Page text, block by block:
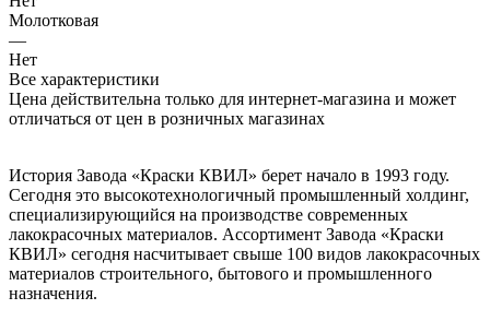
Молотковая
—
Нет
Все характеристики
Цена действительна только для интернет-магазина и может
отличаться от цен в розничных магазинах
История Завода «Краски КВИЛ» берет начало в 1993 году.
Сегодня это высокотехнологичный промышленный холдинг,
специализирующийся на производстве современных
лакокрасочных материалов. Ассортимент Завода «Краски
КВИЛ» сегодня насчитывает свыше 100 видов лакокрасочных
материалов строительного, бытового и промышленного
назначения.